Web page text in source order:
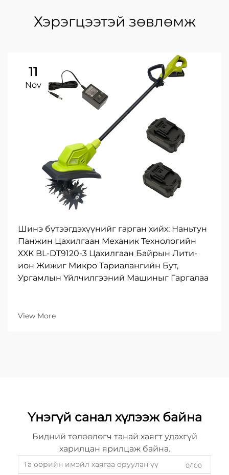
Хэрэгцээтэй зөвлөмж
11
Nov
Шинэ бүтээгдэхүүнийг гарган хийх: Наньтун
Панжин Цахилгаан Механик Технологийн
ХХК BL-DT9120-3 Цахилгаан Байрын Лити-
ион Жижиг Микро Тариалангийн Бут,
Ургамлын Үйлчилгээний Машиныг Гаргалаа
View More
Үнэгүй санал хүлээж байна
Бидний төлөөлөгч танай хаягт удахгүй
харилцан ярилцаж байна.
0/100